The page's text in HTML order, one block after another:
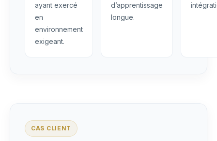
ayant exercé
en
environnement
exigeant.
d’apprentissage
longue.
CAS CLIENT